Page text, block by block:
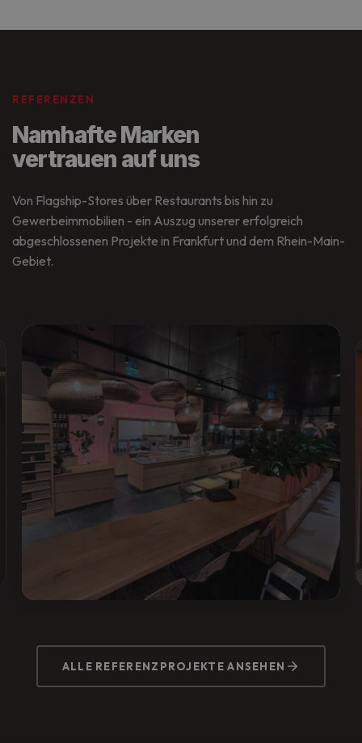
REFERENZEN
Namhafte Marken
vertrauen auf uns
Von Flagship-Stores über Restaurants bis hin zu
Gewerbeimmobilien - ein Auszug unserer erfolgreich
abgeschlossenen Projekte in Frankfurt und dem Rhein-Main-
Gebiet.
Vorher: Standardelektrik mit
Kapazitätsproblemen.
ALLE REFERENZPROJEKTE ANSEHEN